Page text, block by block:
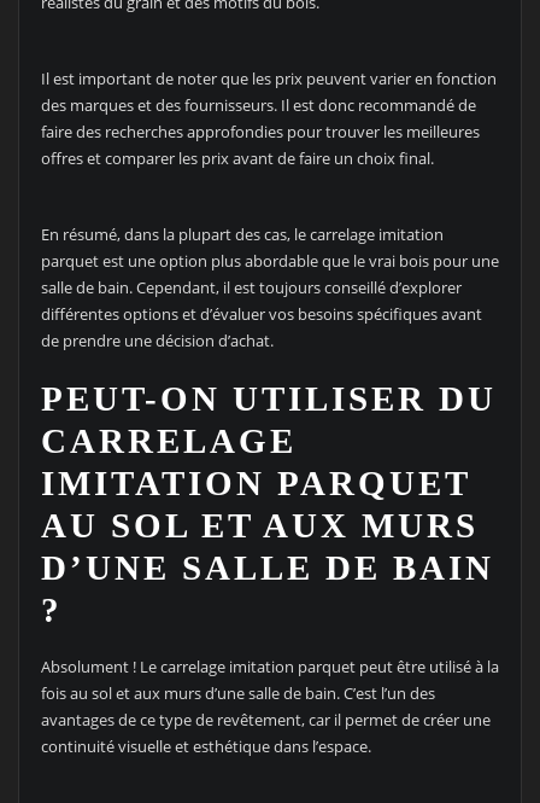
Il est important de noter que les prix peuvent varier en fonction
des marques et des fournisseurs. Il est donc recommandé de
faire des recherches approfondies pour trouver les meilleures
offres et comparer les prix avant de faire un choix final.
En résumé, dans la plupart des cas, le carrelage imitation
parquet est une option plus abordable que le vrai bois pour une
salle de bain. Cependant, il est toujours conseillé d’explorer
différentes options et d’évaluer vos besoins spécifiques avant
de prendre une décision d’achat.
PEUT-ON UTILISER DU
CARRELAGE
IMITATION PARQUET
AU SOL ET AUX MURS
D’UNE SALLE DE BAIN
?
Absolument ! Le carrelage imitation parquet peut être utilisé à la
fois au sol et aux murs d’une salle de bain. C’est l’un des
avantages de ce type de revêtement, car il permet de créer une
continuité visuelle et esthétique dans l’espace.